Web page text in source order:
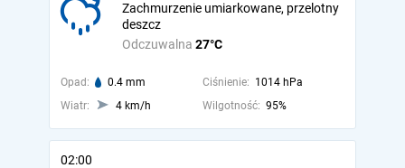
Odczuwalna 27°C
Zachmurzenie umiarkowane, przelotny
deszcz
Opad: 0.4 mm Ciśnienie: 1014 hPa
Wiatr:
4 km/h Wilgotność: 95%
02:00